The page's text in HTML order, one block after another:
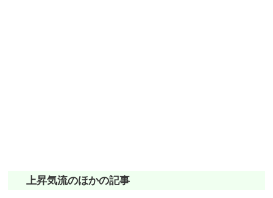
上昇気流のほかの記事